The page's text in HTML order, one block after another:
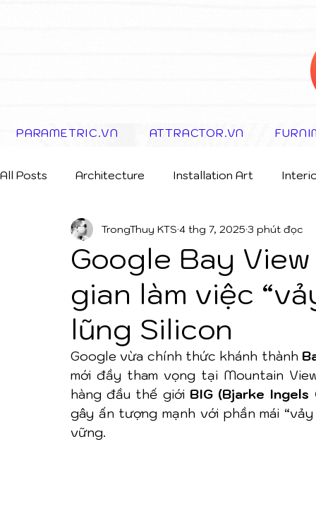
PARAMETRIC.VN ATTRACTOR.VN
All Posts Architecture Installation Art
Storytelling Concept
Google Bay
gian làm việc
lũng Silicon
TrongThuy KTS 4 thg 7, 2025 3 phút đọc
Google vừa chính thức khánh thành
mới đầy tham vọng tại Mountain
hàng đầu thế giới BIG (Bjarke Ingels
gây ấn tượng mạnh với phần mái
vững.